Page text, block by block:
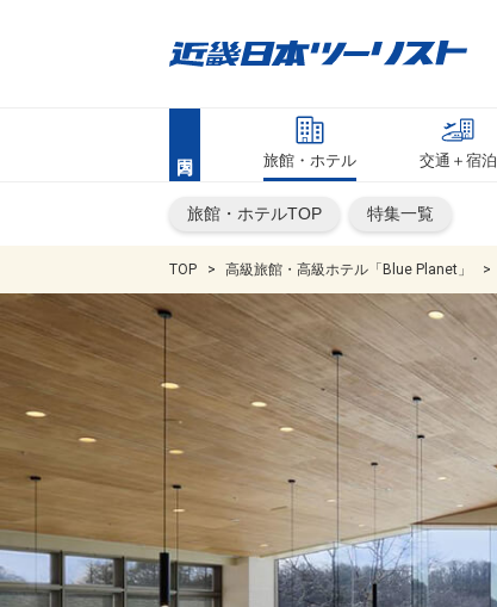
旅館・ホテル 交通＋宿泊
旅館・ホテルTOP 特集一覧
TOP 高級旅館・高級ホテル「Blue Planet」